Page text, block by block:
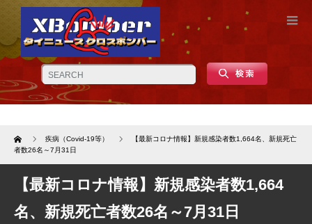
Home 疾病（Covid-19等）
【最新コロナ情報】新規感染者数1,664名、新規死亡
者数26名～7月31日
【最新コロナ情報】新規感染者数1,664
名、新規死亡者数26名～7月31日